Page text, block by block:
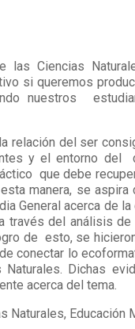
las Ciencias
si queremos
nuestros
relación del ser
y el entorno del
que debe
manera, se
General acerca de
través del análisis
de esto, se
conectar lo
Dichas
acerca del tema.
Naturales, Educación